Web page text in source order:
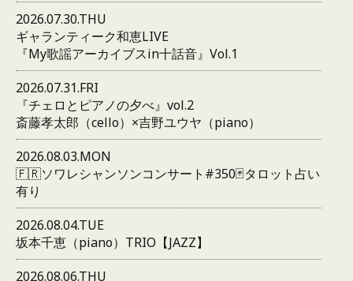
2026.07.30.THU
ギャランティーク和恵LIVE
『My歌謡アーカイブスin十話音』Vol.1
2026.07.31.FRI
『チェロとピアノの夕べ』vol.2
斎藤孝太郎（cello）×吉野ユウヤ（piano）
2026.08.03.MON
🇫🇷ソワレシャンソンコンサート#350🃏タロット占い
有り
2026.08.04.TUE
坂本千恵（piano）TRIO【JAZZ】
2026.08.06.THU